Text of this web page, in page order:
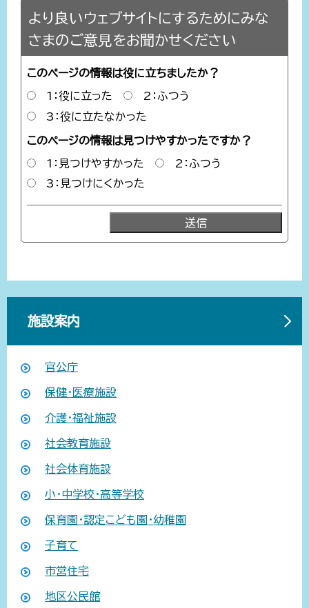
より良いウェブサイトにするためにみな
さまのご意見をお聞かせください
このページの情報は役に立ちましたか？
1：役に立った
2：ふつう
3：役に立たなかった
このページの情報は見つけやすかったですか？
1：見つけやすかった
2：ふつう
3：見つけにくかった
施設案内
官公庁
保健・医療施設
介護・福祉施設
社会教育施設
社会体育施設
小・中学校・高等学校
保育園・認定こども園・幼稚園
子育て
市営住宅
地区公民館